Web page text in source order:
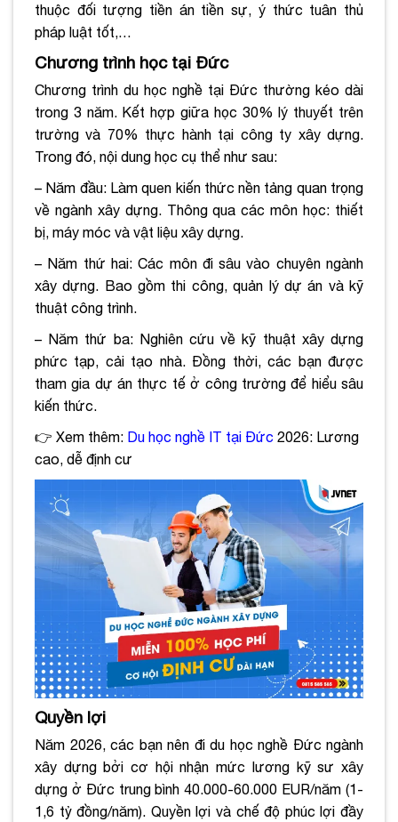
thuộc đối tượng tiền án tiền sự, ý thức tuân thủ
pháp luật tốt,…
Chương trình học tại Đức
Chương trình du học nghề tại Đức thường kéo dài
trong 3 năm. Kết hợp giữa học 30% lý thuyết trên
trường và 70% thực hành tại công ty xây dựng.
Trong đó, nội dung học cụ thể như sau:
– Năm đầu: Làm quen kiến thức nền tảng quan trọng
về ngành xây dựng. Thông qua các môn học: thiết
bị, máy móc và vật liệu xây dựng.
– Năm thứ hai: Các môn đi sâu vào chuyên ngành
xây dựng. Bao gồm thi công, quản lý dự án và kỹ
thuật công trình.
– Năm thứ ba: Nghiên cứu về kỹ thuật xây dựng
phức tạp, cải tạo nhà. Đồng thời, các bạn được
tham gia dự án thực tế ở công trường để hiểu sâu
kiến thức.
👉 Xem thêm: Du học nghề IT tại Đức 2026: Lương
cao, dễ định cư
Quyền lợi
Năm 2026, các bạn nên đi du học nghề Đức ngành
xây dựng bởi cơ hội nhận mức lương kỹ sư xây
dựng ở Đức trung bình 40.000-60.000 EUR/năm (1-
1,6 tỷ đồng/năm). Quyền lợi và chế độ phúc lợi đầy